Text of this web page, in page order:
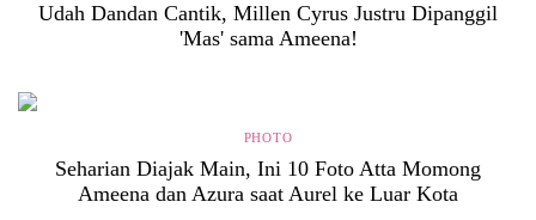
Udah Dandan Cantik, Millen Cyrus Justru Dipanggil
'Mas' sama Ameena!
PHOTO
Seharian Diajak Main, Ini 10 Foto Atta Momong
Ameena dan Azura saat Aurel ke Luar Kota